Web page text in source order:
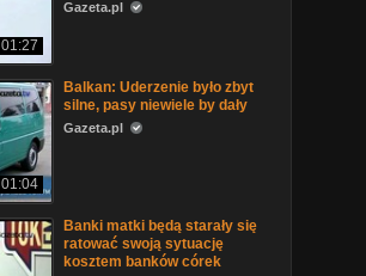
01:27
Gazeta.pl
01:04
Balkan: Uderzenie było zbyt
silne, pasy niewiele by dały
Gazeta.pl
Banki matki będą starały się
ratować swoją sytuację
kosztem banków córek